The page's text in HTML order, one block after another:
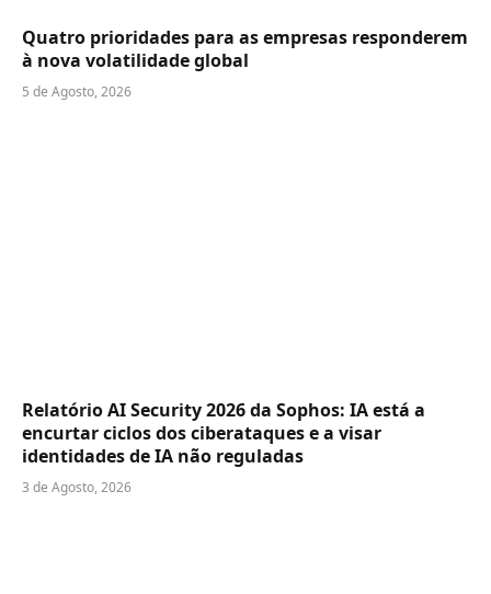
Quatro prioridades para as empresas responderem
à nova volatilidade global
5 de Agosto, 2026
Relatório AI Security 2026 da Sophos: IA está a
encurtar ciclos dos ciberataques e a visar
identidades de IA não reguladas
3 de Agosto, 2026